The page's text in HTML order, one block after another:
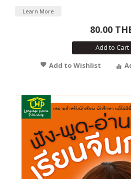
Learn More
80.00
Add to Cart
Add to Wishlist